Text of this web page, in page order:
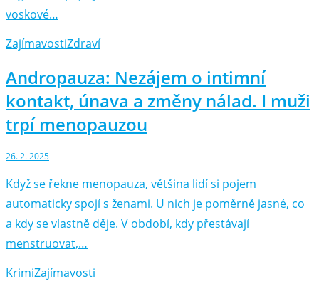
voskové…
ZajímavostiZdraví
Andropauza: Nezájem o intimní
kontakt, únava a změny nálad. I muži
trpí menopauzou
26. 2. 2025
Když se řekne menopauza, většina lidí si pojem
automaticky spojí s ženami. U nich je poměrně jasné, co
a kdy se vlastně děje. V období, kdy přestávají
menstruovat,…
KrimiZajímavosti